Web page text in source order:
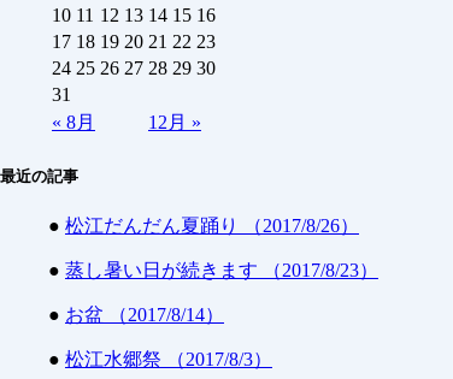
« 8月 12月 »
10 11 12 13 14 15 16
17 18 19 20 21 22 23
24 25 26 27 28 29 30
31
最近の記事
● 松江だんだん夏踊り （2017/8/26）
● 蒸し暑い日が続きます （2017/8/23）
● お盆 （2017/8/14）
● 松江水郷祭 （2017/8/3）